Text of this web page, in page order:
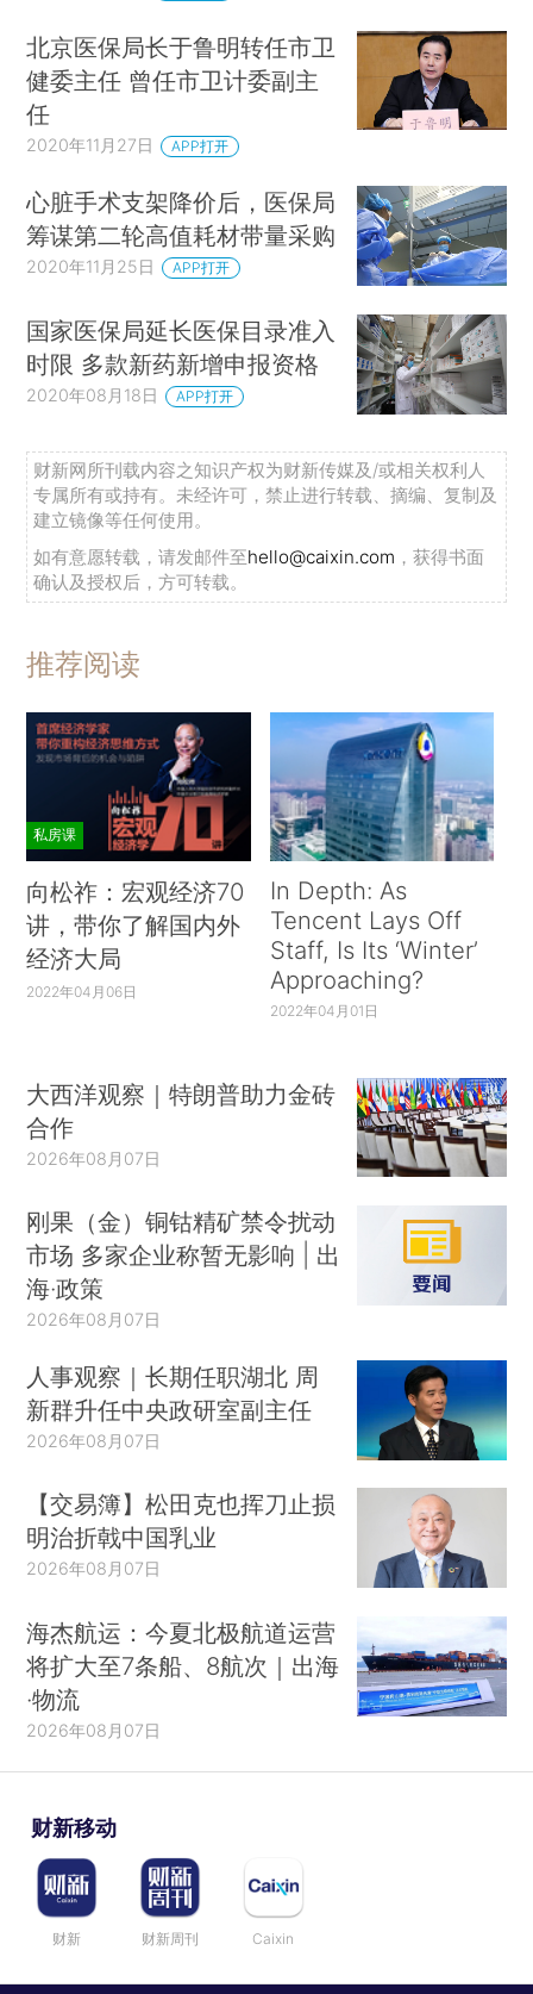
北京医保局长于鲁明转任市卫
健委主任 曾任市卫计委副主
任
2020年11月27日 APP打开
心脏手术支架降价后，医保局
筹谋第二轮高值耗材带量采购
2020年11月25日 APP打开
国家医保局延长医保目录准入
时限 多款新药新增申报资格
2020年08月18日 APP打开
财新网所刊载内容之知识产权为财新传媒及/或相关权利人
专属所有或持有。未经许可，禁止进行转载、摘编、复制及
建立镜像等任何使用。
如有意愿转载，请发邮件至hello@caixin.com ，获得书面
确认及授权后，方可转载。
推荐阅读
私房课
向松祚：宏观经济70
讲，带你了解国内外
经济大局
2022年04月06日
In Depth: As
Tencent Lays Off
Staff, Is Its ‘Winter’
Approaching?
2022年04月01日
大西洋观察｜特朗普助力金砖
合作
2026年08月07日
刚果（金）铜钴精矿禁令扰动
市场 多家企业称暂无影响 | 出
海·政策
2026年08月07日
人事观察｜长期任职湖北 周
新群升任中央政研室副主任
2026年08月07日
【交易簿】松田克也挥刀止损
明治折戟中国乳业
2026年08月07日
海杰航运：今夏北极航道运营
将扩大至7条船、8航次｜出海
·物流
2026年08月07日
财新移动
财新 财新周刊 Caixin